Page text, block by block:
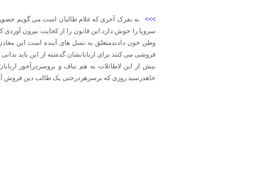
>>> به نفرک آخری که غلام طالبان است می گویم
سروپا را خوش دارد.این قانون را از کجایت بیرون
وطن خون دادندمتعلق به نسل های آینده است این
فروشی می کنند برای اربابانشان گدشته از این باید
بیش از این لاطائلات به هم نباف و بروسردرآخور
خاهدرسید.روزی که برسرهردرختی یک طالب دین فروش